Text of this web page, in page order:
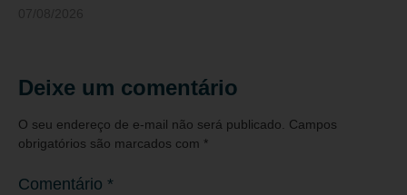
Deixe um comentário
O seu endereço de e-mail não será publicado.
Campos
obrigatórios são marcados com *
Comentário *